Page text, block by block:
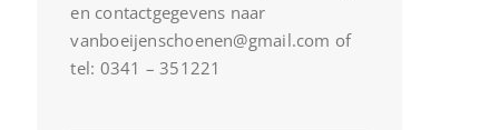
en contactgegevens naar
vanboeijenschoenen@gmail.com of
tel: 0341 – 351221